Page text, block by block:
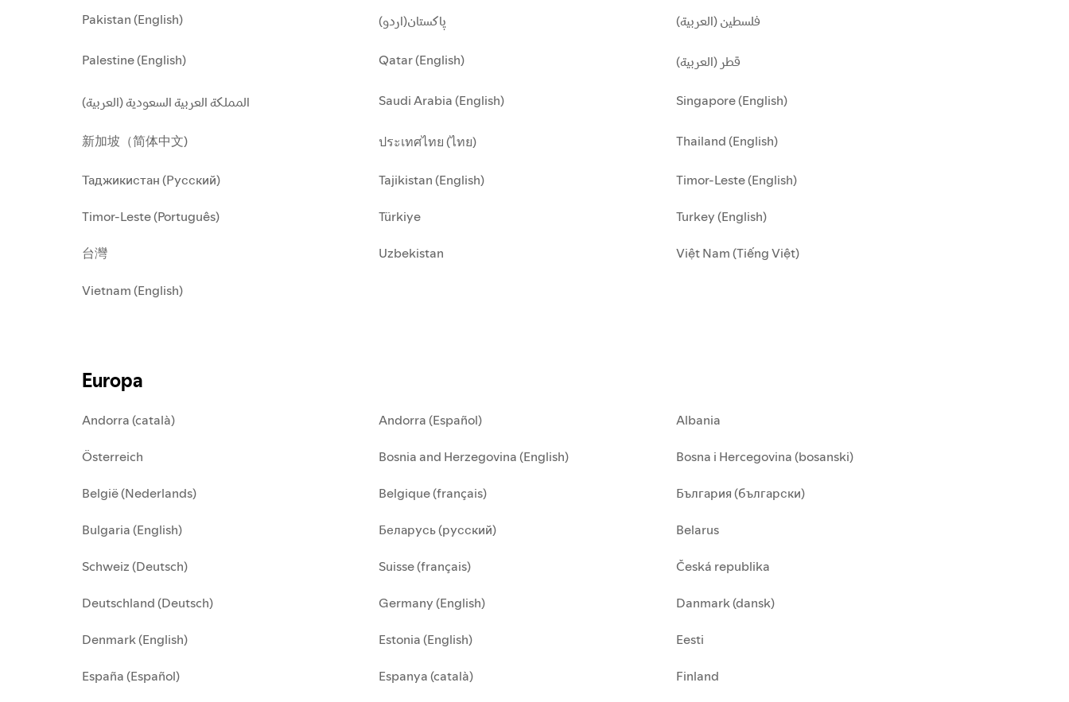
Pakistan (English) پاکستان(اردو) فلسطين (العربية)
Palestine (English) Qatar (English) قطر (العربية)
المملكة العربية السعودية (العربية) Saudi Arabia (English) Singapore (English)
新加坡（简体中文) ประเทศไทย (ไทย) Thailand (English)
Таджикистан (Русский) Tajikistan (English) Timor-Leste (English)
Timor-Leste (Português) Türkiye Turkey (English)
台灣 Uzbekistan Việt Nam (Tiếng Việt)
Vietnam (English)
Europa
Andorra (català) Andorra (Español) Albania
Österreich Bosnia and Herzegovina (English) Bosna i Hercegovina (bosanski)
België (Nederlands) Belgique (français) България (български)
Bulgaria (English) Беларусь (русский) Belarus
Schweiz (Deutsch) Suisse (français) Česká republika
Deutschland (Deutsch) Germany (English) Danmark (dansk)
Denmark (English) Estonia (English) Eesti
España (Español) Espanya (català) Finland